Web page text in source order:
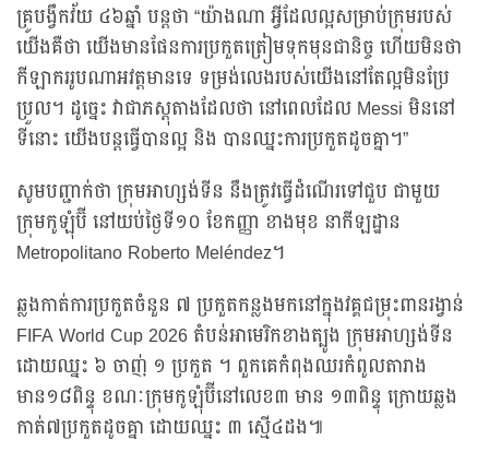
គ្រូបង្វឹកវ័យ ៤៦ឆ្នាំ បន្តថា “យ៉ាងណា អ្វីដែលល្អសម្រាប់ក្រុមរបស់
យើងគឺថា យើងមានផែនការប្រកួតត្រៀមទុកមុនជានិច្ច ហើយមិនថា
កីឡាកររូបណាអវត្តមានទេ ទម្រង់លេងរបស់យើងនៅតែល្អមិនប្រែ
ប្រួល។ ដូច្នេះ វាជាភស្តុតាងដែលថា នៅពេលដែល Messi មិននៅ
ទីនោះ យើងបន្តធ្វើបានល្អ និង បានឈ្នះការប្រកួតដូចគ្នា។”
សូមបញ្ជាក់ថា ក្រុមអាហ្សង់ទីន នឹងត្រូវធ្វើដំណើរទៅជួប ជាមួយ
ក្រុមកូឡុំប៊ី នៅយប់ថ្ងៃទី១០ ខែកញ្ញា ខាងមុខ នាកីឡដ្ឋាន
Metropolitano Roberto Meléndez។
ឆ្លងកាត់ការប្រកួតចំនួន ៧ ប្រកួតកន្លងមកនៅក្នុងវគ្គជម្រុះពានរង្វាន់
FIFA World Cup 2026 តំបន់អាមេរិកខាងត្បូង ក្រុមអាហ្សង់ទីន
ដោយឈ្នះ ៦ ចាញ់ ១ ប្រកួត ។ ពួកគេកំពុងឈរកំពូលតារាង
មាន១៨ពិន្ទុ ខណៈក្រុមកូឡុំប៊ីនៅលេខ៣ មាន ១៣ពិន្ទុ ក្រោយឆ្លង
កាត់៧ប្រកួតដូចគ្នា ដោយឈ្នះ ៣ ស្មើ៤ដង៕